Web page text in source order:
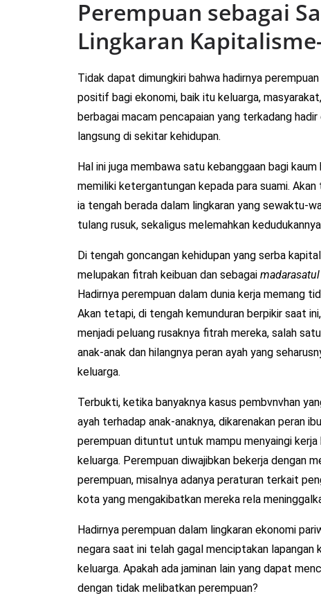
Perempuan sebagai
Lingkaran
Tidak dapat dimungkiri bahwa hadirnya
positif bagi ekonomi, baik itu keluarga,
berbagai macam pencapaian yang terkadang
langsung di sekitar kehidupan.
Hal ini juga membawa satu kebanggaan bagi
memiliki ketergantungan kepada para suami.
ia tengah berada dalam lingkaran yang sewaktu-
tulang rusuk, sekaligus melemahkan
Di tengah goncangan kehidupan yang serba
melupakan fitrah keibuan dan sebagai
Hadirnya perempuan dalam dunia kerja memang
Akan tetapi, di tengah kemunduran berpikir saat
menjadi peluang rusaknya fitrah mereka, salah
anak-anak dan hilangnya peran ayah yang
keluarga.
Terbukti, ketika banyaknya kasus pembvnvhan
ayah terhadap anak-anaknya, dikarenakan peran
perempuan dituntut untuk mampu menyaingi
keluarga. Perempuan diwajibkan bekerja dengan
perempuan, misalnya adanya peraturan terkait
kota yang mengakibatkan mereka rela
Hadirnya perempuan dalam lingkaran ekonomi
negara saat ini telah gagal menciptakan lapangan
keluarga. Apakah ada jaminan lain yang dapat
dengan tidak melibatkan perempuan?